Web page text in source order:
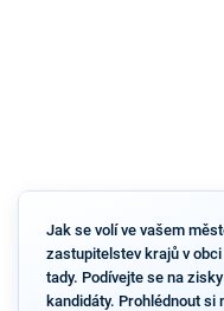
Jak se volí ve vašem
zastupitelstev krajů v
tady. Podívejte se na
kandidáty. Prohlédnout si